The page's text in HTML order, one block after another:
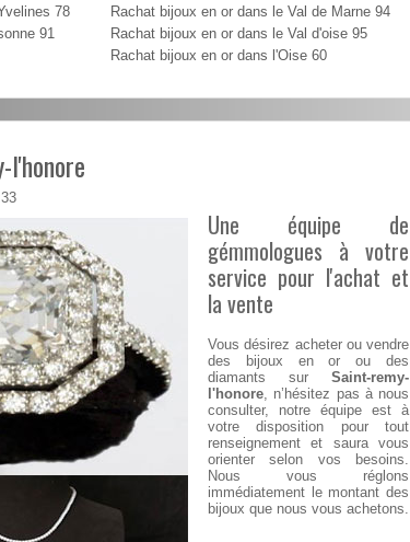
78
91
Rachat bijoux en or dans le Val de Marne 94
Rachat bijoux en or dans le Val d'oise 95
Rachat bijoux en or dans l'Oise 60
l'honore
Une équipe de
gémmologues à votre
service pour l'achat et
la vente
Vous désirez acheter ou vendre
des bijoux en or ou des
diamants sur Saint-remy-
l'honore, n’hésitez pas à nous
consulter, notre équipe est à
votre disposition pour tout
renseignement et saura vous
orienter selon vos besoins.
Nous vous réglons
immédiatement le montant des
bijoux que nous vous achetons.